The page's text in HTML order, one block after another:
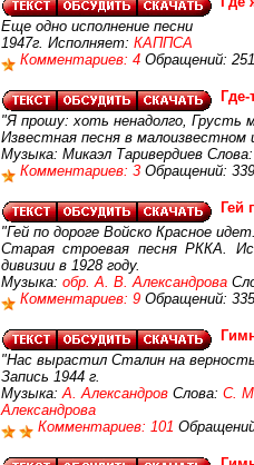
Еще одно исполнение песни
1947г. Исполняет: КАППСА
Комментариев: 4 Обращений:
"Я прошу: хоть ненадолго, Грусть
Известная песня в малоизвестном
Музыка: Микаэл Таривердиев
Комментариев: 3 Обращений:
Гей
"Гей по дороге Войско Красное
Старая строевая песня РККА.
дивизии в 1928 году.
Музыка: обр. А. В. Александрова
Комментариев: 9 Обращений:
"Нас вырастил Сталин на
Запись 1944 г.
Музыка:А. Александров Слова:С.
Александрова
Комментариев: 101